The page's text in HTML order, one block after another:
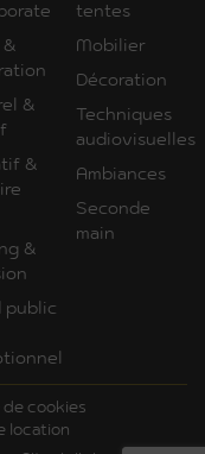
&
&
&
public
tentes
Mobilier
Décoration
Techniques
audiovisuelles
Ambiances
Seconde
main
de cookies
location